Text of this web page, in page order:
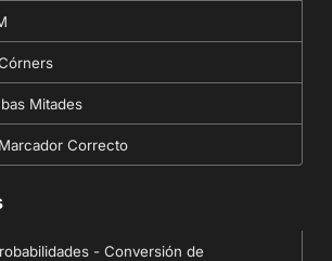
Mitades
Correcto
- Conversión de